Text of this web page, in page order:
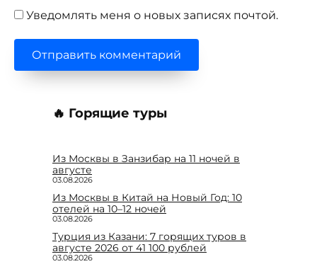
Уведомлять меня о новых записях почтой.
🔥 Горящие туры
Из Москвы в Занзибар на 11 ночей в
августе
03.08.2026
Из Москвы в Китай на Новый Год: 10
отелей на 10–12 ночей
03.08.2026
Турция из Казани: 7 горящих туров в
августе 2026 от 41 100 рублей
03.08.2026